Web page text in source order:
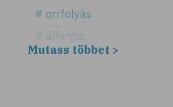
# orrfolyás
# allergia
# légúti allergia
Mutass többet >